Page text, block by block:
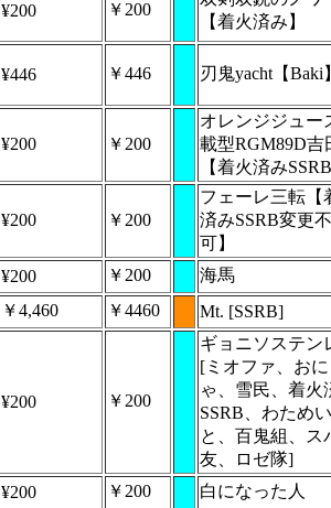
¥200 ￥200
【着火済み】
¥446 ￥446 刃鬼yacht【Baki
¥200 ￥200
オレンジジュー
載型RGM89D吉
【着火済み
¥200 ￥200
フェーレ三転【
済みSSRB変更不
可】
¥200 ￥200
海馬
￥4,460 ￥4460 Mt. [SSRB]
¥200 ￥200
ギョニソステン
[ミオファ、お
ゃ、雪民、着火
SSRB、わためい
と、百鬼組、ス
友、ロゼ隊]
¥200 ￥200 白になった人